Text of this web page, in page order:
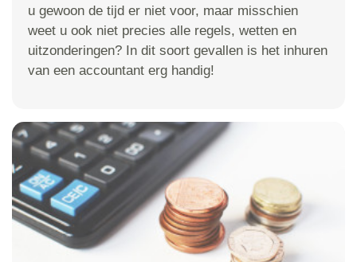
u gewoon de tijd er niet voor, maar misschien
weet u ook niet precies alle regels, wetten en
uitzonderingen? In dit soort gevallen is het inhuren
van een accountant erg handig!